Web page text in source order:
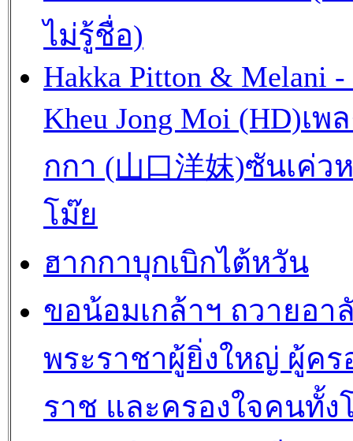
ไม่รู้ชื่อ)
Hakka Pitton & Melani -
Kheu Jong Moi (HD)เพ
กกา (山口洋妺)ซันเค่ว
โม๊ย
ฮากกาบุกเบิกไต้หวัน
ขอน้อมเกล้าฯ ถวายอา
พระราชาผู้ยิ่งใหญ่ ผู้คร
ราช และครองใจคนทั้ง